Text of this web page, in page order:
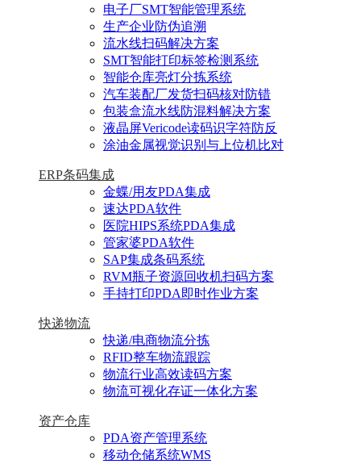
电子厂SMT智能管理系统
生产企业防伪追溯
流水线扫码解决方案
SMT智能打印标签检测系统
智能仓库亮灯分拣系统
汽车装配厂发货扫码核对防错
包装盒流水线防混料解决方案
液晶屏Vericode读码识字符防反
涂油金属视觉识别与上位机比对
ERP条码集成
金蝶/用友PDA集成
速达PDA软件
医院HIPS系统PDA集成
管家婆PDA软件
SAP集成条码系统
RVM瓶子资源回收机扫码方案
手持打印PDA即时作业方案
快递物流
快递/电商物流分拣
RFID整车物流跟踪
物流行业高效读码方案
物流可视化存证一体化方案
资产仓库
PDA资产管理系统
移动仓储系统WMS